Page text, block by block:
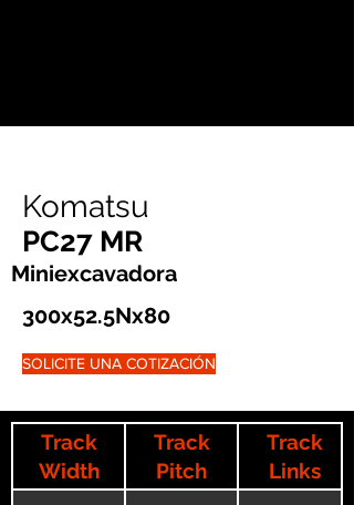
Komatsu
PC27 MR
Miniexcavadora
300x52.5Nx80
SOLICITE UNA COTIZACIÓN
Track
Width
Track
Pitch
Track
Links